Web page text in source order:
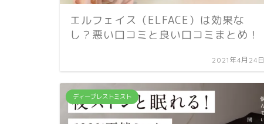
エルフェイス（ELFACE）は効果な
し？悪い口コミと良い口コミまとめ！
2021年4月24日
ディープレストミスト